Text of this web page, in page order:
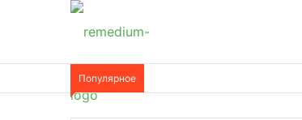
Популярное